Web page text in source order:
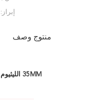
إبراز:
منتوج وصف
35MM الليثيوم الالكترونية قص القص الحديقة شجرة سيكاتور مقطعة